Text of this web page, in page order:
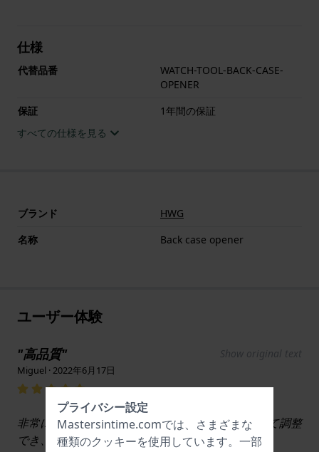
仕様
代替品番
WATCH-TOOL-BACK-CASE-
OPENER
保証
1年間の保証
すべての仕様を見る
ブランド
HWG
名称
Back case opener
ユーザー体験
"高品質" Show original text
Miguel · 2022年6月17日
非常に便利で、さまざまなサイズの時計に合わせて調整
でき、さまざまな種類の先端も付属しています。
プライバシー設定
Mastersintime.comでは、さまざまな
種類のクッキーを使用しています。一部